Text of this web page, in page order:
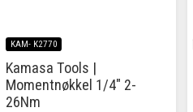
KAM- K2770
Kamasa Tools |
Momentnøkkel 1/4" 2-
26Nm